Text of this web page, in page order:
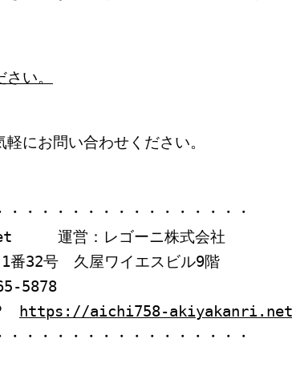
い。
にお問い合わせください。
・・・・・・・・・・・・・・・
運営：レゴーニ株式会社
番32号 久屋ワイエスビル9階
5878
https://aichi758-
・・・・・・・・・・・・・・・